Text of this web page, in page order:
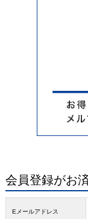
会員登録がお
Eメールアドレス